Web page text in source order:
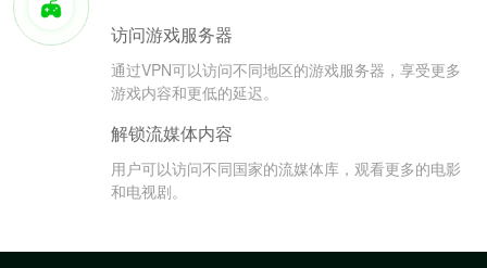
访问游戏服务器
通过VPN可以访问不同地区的游戏服务器，享受更多
游戏内容和更低的延迟。
解锁流媒体内容
用户可以访问不同国家的流媒体库，观看更多的电影
和电视剧。